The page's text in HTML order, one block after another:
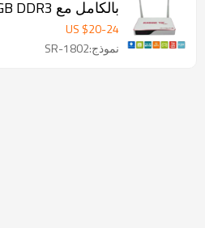
مربع التلفزيون
US $20-24
نموذج:SR-1802